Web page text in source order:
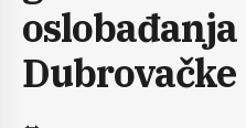
oslobađanja
Dubrovačke